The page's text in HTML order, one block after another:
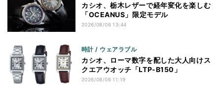
カシオ、栃木レザーで経年変化を楽しむ
「OCEANUS」限定モデル
2026/08/06 13:44
時計 / ウェアラブル
カシオ、ローマ数字を配した大人向けス
クエアウオッチ「LTP-B150」
2026/08/06 11:19